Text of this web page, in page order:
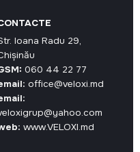
Ioana Radu 29,
060 44 22 77
office@veloxi.md
www.VELOXI.md